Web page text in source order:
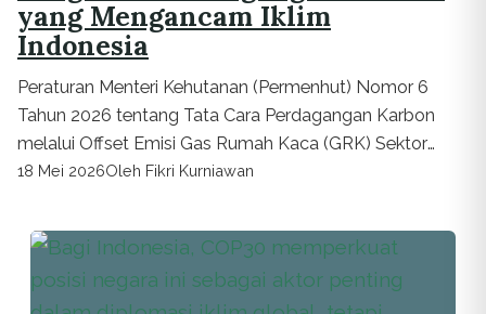
yang Mengancam Iklim
Indonesia
Peraturan Menteri Kehutanan (Permenhut) Nomor 6
Tahun 2026 tentang Tata Cara Perdagangan Karbon
melalui Offset Emisi Gas Rumah Kaca (GRK) Sektor
Kehutanan, dinilai justru mereduksi fungsi hakiki hutan...
18 Mei 2026Oleh Fikri Kurniawan